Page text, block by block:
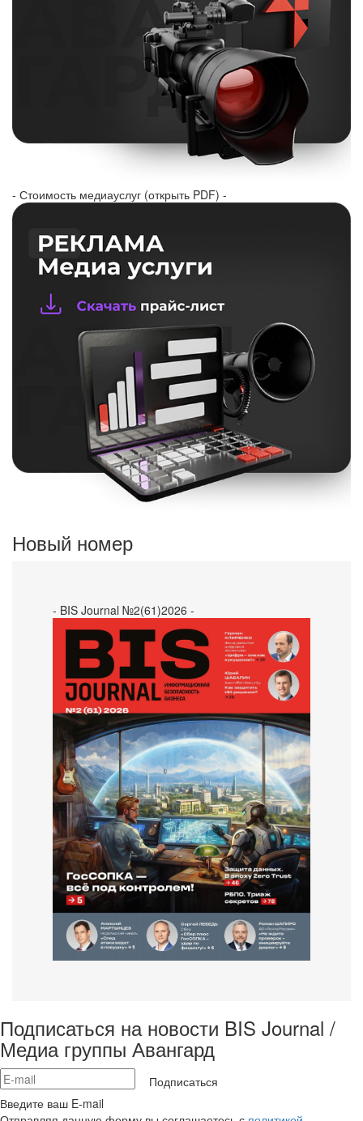
- Стоимость медиауслуг (открыть PDF) -
Новый номер
- BIS Journal №2(61)2026 -
Подписаться на новости BIS Journal /
Медиа группы Авангард
Подписаться
Введите ваш E-mail